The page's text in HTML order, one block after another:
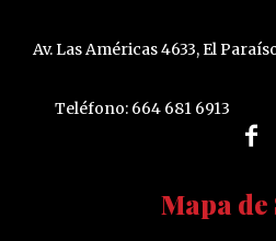
Av. Las Américas 4633, El
Teléfono: 664 681 6913
Mapa de